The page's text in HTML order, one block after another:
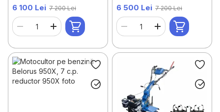
6 100 Lei 7 200 Lei 6 500 Lei 7 200 Lei